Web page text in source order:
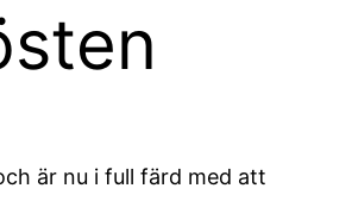
är nu i full färd med att